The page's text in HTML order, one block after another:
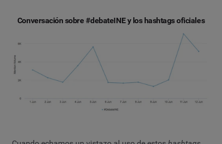
Conversación sobre #debateINE y los hashtags oficiales